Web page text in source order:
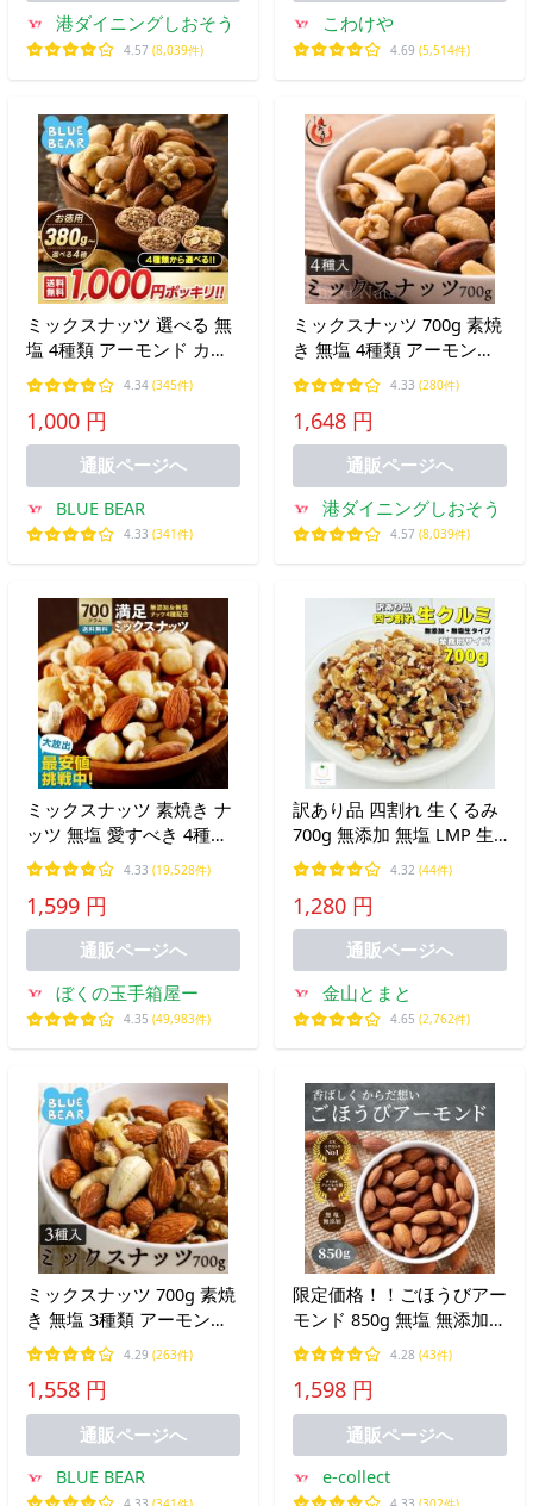
港ダイニングしおそう
4.57 (8,039件)
こわけや
4.69 (5,514件)
ミックスナッツ 選べる 無
塩 4種類 アーモンド カシ
ューナッツ クルミ マカダ
ミア レーズン フルーツナ
ッツ ポイント消費 ポイン
ト消化 お中元 御中元 爆買
4.34 (345件)
1,000 円
通販ページへ
BLUE BEAR
4.33 (341件)
ミックスナッツ 700g 素焼
き 無塩 4種類 アーモンド
カシューナッツ クルミ マ
カダミアナッツ 食塩不使
用 ナッツ お中元 御中元
爆買
4.33 (280件)
1,648 円
通販ページへ
港ダイニングしおそう
4.57 (8,039件)
ミックスナッツ 素焼き ナ
ッツ 無塩 愛すべき 4種の
ナッツ 満足ミックスナッ
ツ 700g クルミ アーモンド
マカダミア 無添加 大容量
業務用 小分け ポイント利
4.33 (19,528件)
1,599 円
通販ページへ
ぼくの玉手箱屋ー
4.35 (49,983件)
訳あり品 四割れ 生くるみ
700g 無添加 無塩 LMP 生
だから栄養たっぷり。 製
菓やパンなどにも便利なサ
イズ もちろんそのままそ
のまま食べることもできま
4.32 (44件)
1,280 円
通販ページへ
金山とまと
4.65 (2,762件)
ミックスナッツ 700g 素焼
き 無塩 3種類 アーモンド
カシューナッツ クルミ 食
塩不使用 ナッツ お中元 御
中元 爆買
4.29 (263件)
1,558 円
通販ページへ
BLUE BEAR
限定価格！！ごほうびアー
モンド 850g 無塩 無添加
USエクストラNo1 ノンパ
レル ナッツ ロースト 素焼
きアーモンド 大容量 ダイ
エット チャック付
4.28 (43件)
1,598 円
通販ページへ
e-collect